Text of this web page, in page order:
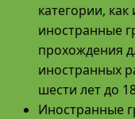
категории,
иностранные
прохождения
иностранных
шести лет до
Иностранные